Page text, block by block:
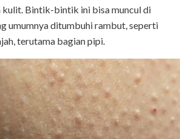
kulit. Bintik-bintik ini bisa muncul di
umumnya ditumbuhi rambut, seperti
terutama bagian pipi.